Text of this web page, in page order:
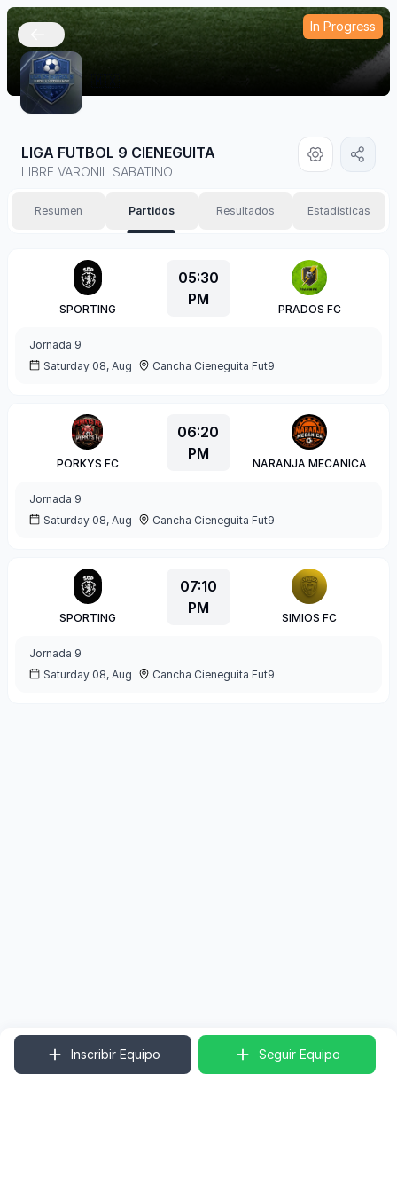
In Progress
LIGA FUTBOL 9 CIENEGUITA
LIBRE VARONIL SABATINO
Resumen Partidos Resultados Estadísticas
SPORTING
05:30
PM
PRADOS FC
Jornada 9
Saturday 08, Aug
Cancha Cieneguita Fut9
PORKYS FC
06:20
PM
NARANJA MECANICA
Jornada 9
Saturday 08, Aug
Cancha Cieneguita Fut9
SPORTING
07:10
PM
SIMIOS FC
Jornada 9
Saturday 08, Aug
Cancha Cieneguita Fut9
Inscribir Equipo Seguir Equipo